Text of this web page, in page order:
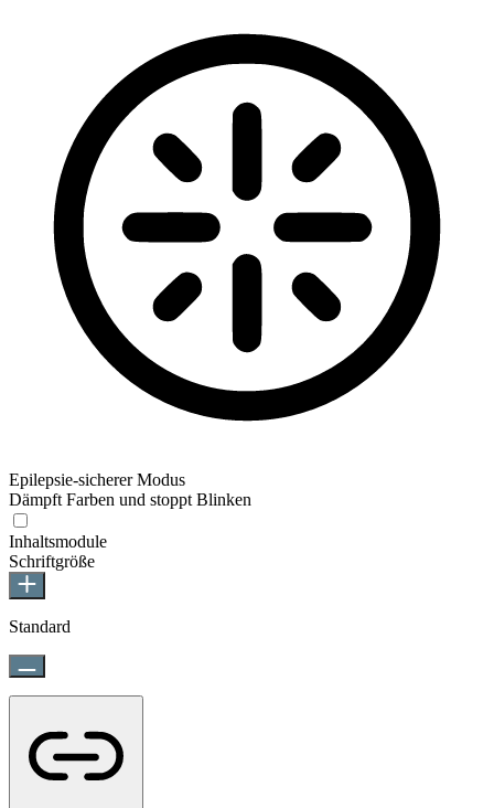
Epilepsie-sicherer Modus
Dämpft Farben und stoppt Blinken
Inhaltsmodule
Schriftgröße
Standard